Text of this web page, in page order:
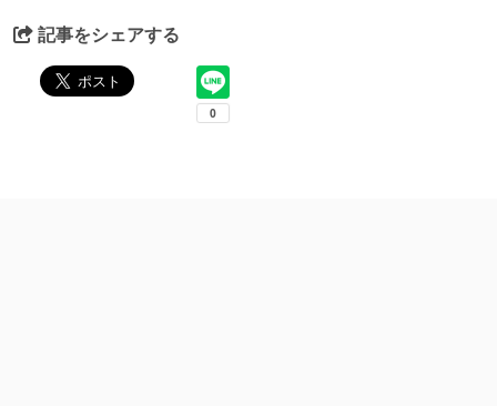
記事をシェアする